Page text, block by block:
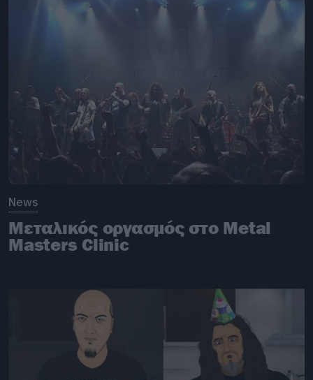
News
Μεταλικός οργασμός στο Metal
Masters Clinic